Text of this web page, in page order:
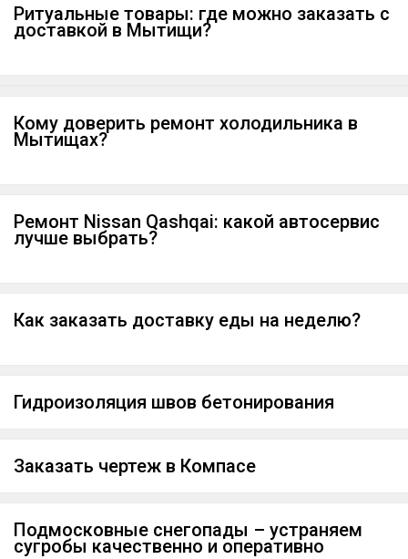
Ритуальные товары: где можно заказать с
доставкой в Мытищи?
Кому доверить ремонт холодильника в
Мытищах?
Ремонт Nissan Qashqai: какой автосервис
лучше выбрать?
Как заказать доставку еды на неделю?
Гидроизоляция швов бетонирования
Заказать чертеж в Компасе
Подмосковные снегопады – устраняем
сугробы качественно и оперативно